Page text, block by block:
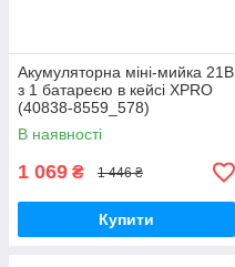
Акумуляторна міні-мийка 21В
з 1 батареєю в кейсі XPRO
(40838-8559_578)
В наявності
1 069 ₴ 1 446 ₴
Купити